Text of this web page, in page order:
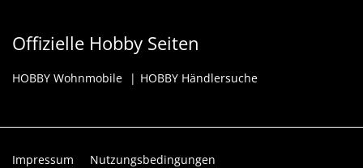
Offizielle Hobby Seiten
HOBBY Wohnmobile HOBBY Händlersuche
Impressum Nutzungsbedingungen